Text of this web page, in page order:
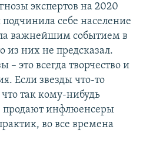
экспертов на 2020
себе население
важнейшим событием в
из них не предсказал.
– это всегда творчество и
Если звезды что-то
так кому-нибудь
продают инфлюенсеры
во все времена